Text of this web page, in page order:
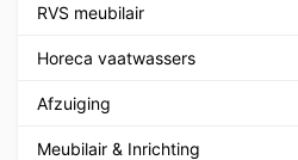
RVS meubilair
Horeca vaatwassers
Afzuiging
Meubilair & Inrichting